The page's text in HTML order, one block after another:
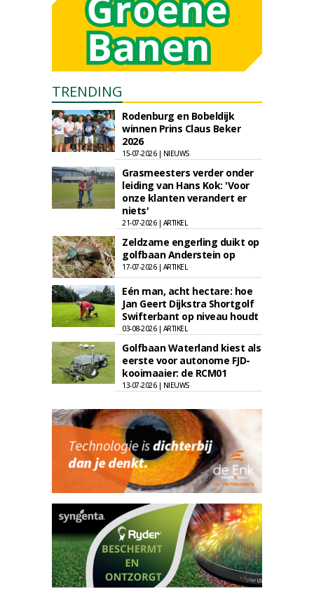
TRENDING
Rodenburg en Bobeldijk
winnen Prins Claus Beker
2026
15-07-2026 | NIEUWS
Grasmeesters verder onder
leiding van Hans Kok: 'Voor
onze klanten verandert er
niets'
21-07-2026 | ARTIKEL
Zeldzame engerling duikt op
golfbaan Anderstein op
17-07-2026 | ARTIKEL
Eén man, acht hectare: hoe
Jan Geert Dijkstra Shortgolf
Swifterbant op niveau houdt
03-08-2026 | ARTIKEL
Golfbaan Waterland kiest als
eerste voor autonome FJD-
kooimaaier: de RCM01
13-07-2026 | NIEUWS